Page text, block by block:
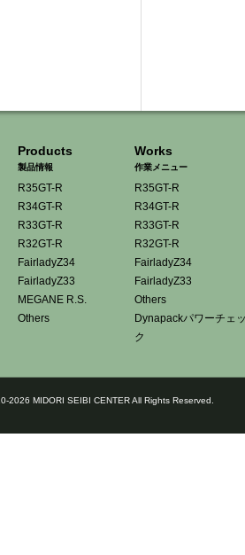
Products
製品情報
R35GT-R
R34GT-R
R33GT-R
R32GT-R
FairladyZ34
FairladyZ33
MEGANE R.S.
Others
Works
作業メニュー
R35GT-R
R34GT-R
R33GT-R
R32GT-R
FairladyZ34
FairladyZ33
Others
Dynapackパワーチェ
ク
2026 MIDORI SEIBI CENTER All Rights Reserved.